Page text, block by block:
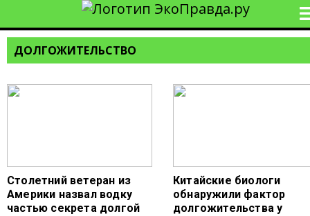
ДОЛГОЖИТЕЛЬСТВО
Столетний ветеран из
Америки назвал водку
частью секрета долгой
Китайские биологи
обнаружили фактор
долгожительства у